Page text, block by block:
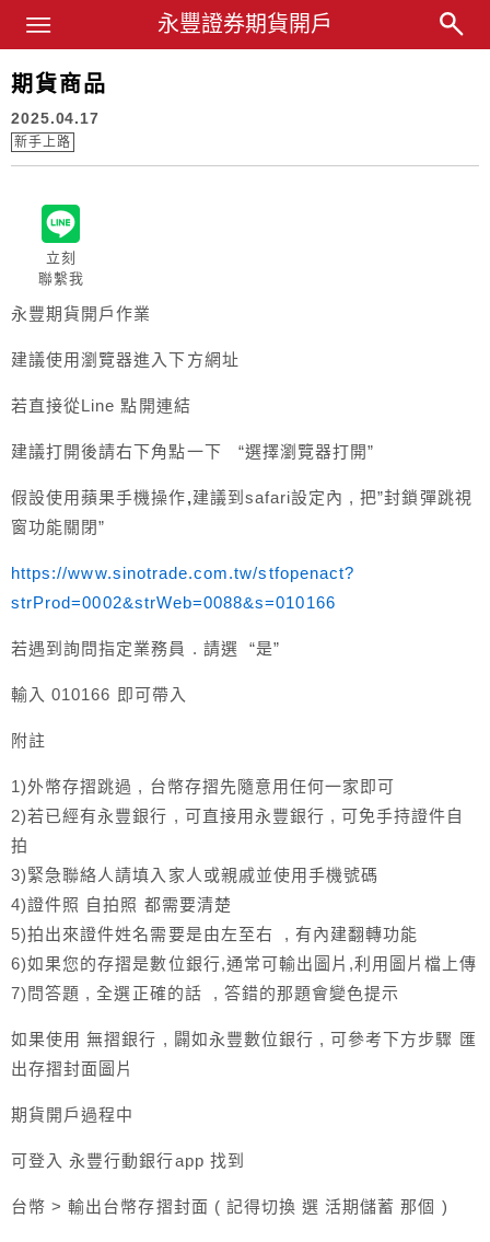
永豐業務經理杜昭逸Blog
永豐證券期貨開戶
Main Menu
期貨商品
2025.04.17
新手上路
立刻
聯繫我
永豐期貨開戶作業
建議使用瀏覽器進入下方網址
若直接從Line 點開連結
建議打開後請右下角點一下 “選擇瀏覽器打開”
假設使用蘋果手機操作,建議到safari設定內 , 把”封鎖彈跳視
窗功能關閉”
https://www.sinotrade.com.tw/stfopenact?
strProd=0002&strWeb=0088&s=010166
若遇到詢問指定業務員 . 請選 “是”
輸入 010166 即可帶入
附註
1)外幣存摺跳過 , 台幣存摺先隨意用任何一家即可
2)若已經有永豐銀行 , 可直接用永豐銀行 , 可免手持證件自
拍
3)緊急聯絡人請填入家人或親戚並使用手機號碼
4)證件照 自拍照 都需要清楚
5)拍出來證件姓名需要是由左至右 , 有內建翻轉功能
6)如果您的存摺是數位銀行,通常可輸出圖片,利用圖片檔上傳
7)問答題 , 全選正確的話 , 答錯的那題會變色提示
如果使用 無摺銀行 , 闢如永豐數位銀行 , 可參考下方步驟 匯
出存摺封面圖片
期貨開戶過程中
可登入 永豐行動銀行app 找到
台幣 > 輸出台幣存摺封面 ( 記得切換 選 活期儲蓄 那個 )